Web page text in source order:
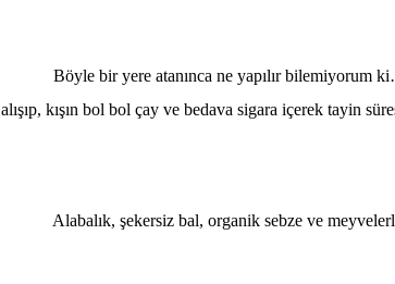
Böyle bir yere atanınca ne yapılır bilemiyorum ki…
alışıp, kışın bol bol çay ve bedava sigara içerek tayin
Alabalık, şekersiz bal, organik sebze ve meyvelerle